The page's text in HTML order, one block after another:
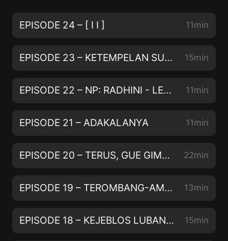
EPISODE 24 – [ I I ] 11min
EPISODE 23 – KETEMPELAN SUPERMAN 15min
EPISODE 22 – NP: RADHINI - LELAH (TOTAL VERSION) 11min
EPISODE 21 – ADAKALANYA 11min
EPISODE 20 – TERUS, GUE GIMANA? 22min
EPISODE 19 – TEROMBANG-AMBING MOOD SWING 13min
EPISODE 18 – KEJEBLOS LUBANG MEMORY LOSS 15min